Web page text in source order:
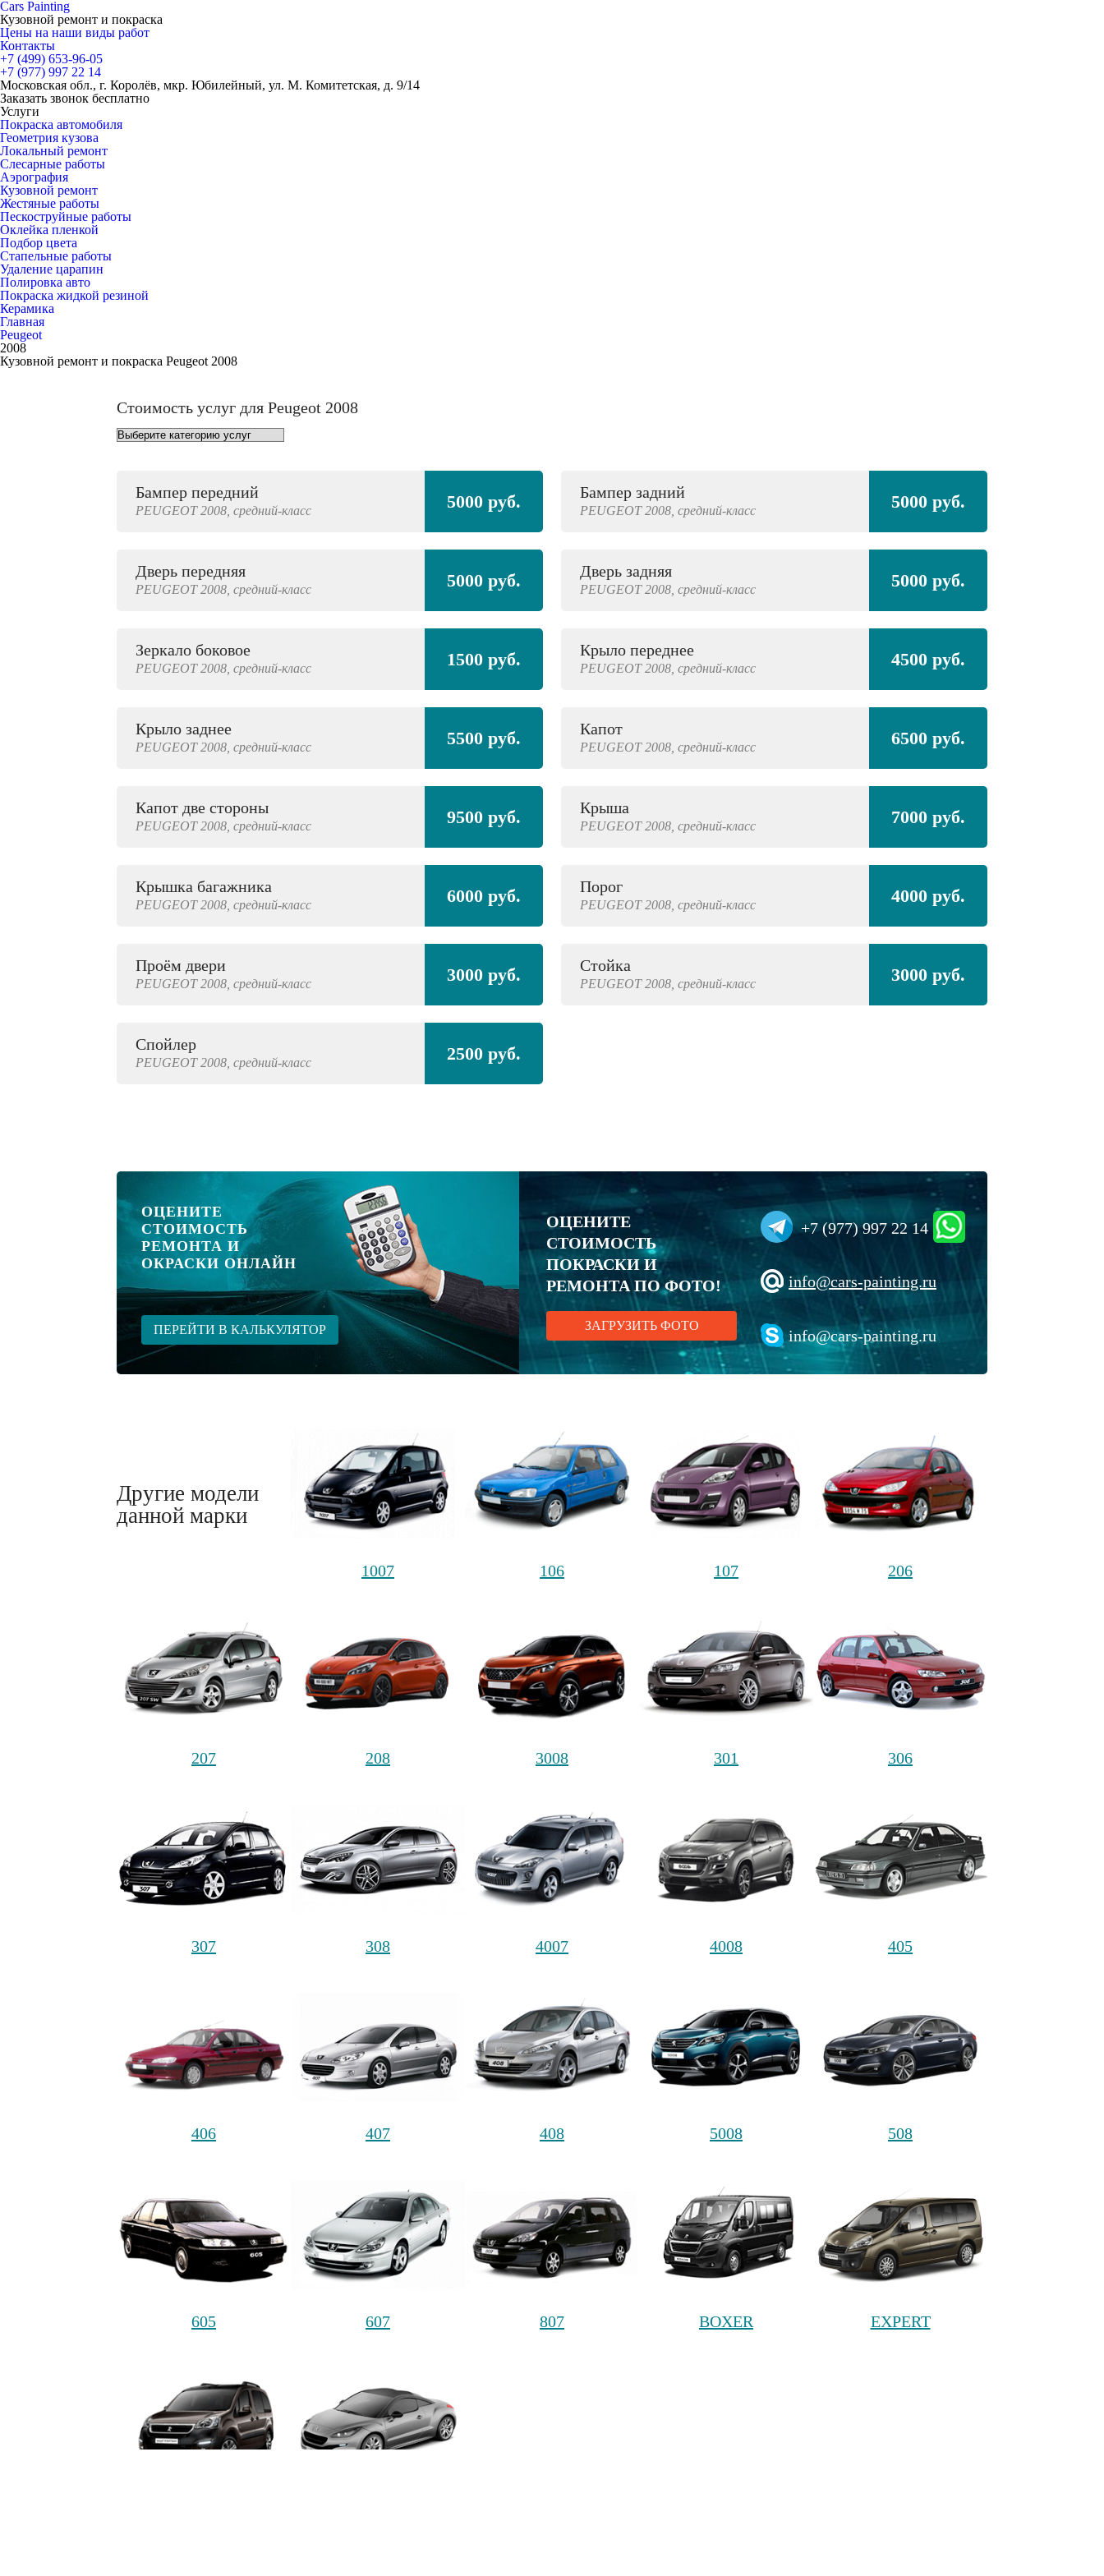
Cars Painting
Кузовной ремонт и покраска
Цены на наши виды работ
Контакты
+7 (499) 653-96-05
+7 (977) 997 22 14
Московская обл., г. Королёв, мкр. Юбилейный, ул. М. Комитетская, д. 9/14
Заказать звонок бесплатно
Услуги
Покраска автомобиля
Геометрия кузова
Локальный ремонт
Слесарные работы
Аэрография
Кузовной ремонт
Жестяные работы
Пескоструйные работы
Оклейка пленкой
Подбор цвета
Стапельные работы
Удаление царапин
Полировка авто
Покраска жидкой резиной
Керамика
Главная
Peugeot
2008
Кузовной ремонт и покраска Peugeot 2008
Стоимость услуг для Peugeot 2008
Бампер передний
PEUGEOT2008, средний-класс 5000 руб. Бампер задний
PEUGEOT2008, средний-класс 5000 руб.
Дверь передняя
PEUGEOT2008, средний-класс 5000 руб. Дверь задняя
PEUGEOT2008, средний-класс 5000 руб.
Зеркало боковое
PEUGEOT2008, средний-класс 1500 руб. Крыло переднее
PEUGEOT2008, средний-класс 4500 руб.
Крыло заднее
PEUGEOT2008, средний-класс 5500 руб. Капот
PEUGEOT2008, средний-класс 6500 руб.
Капот две стороны
PEUGEOT2008, средний-класс 9500 руб. Крыша
PEUGEOT2008, средний-класс 7000 руб.
Крышка багажника
PEUGEOT2008, средний-класс 6000 руб. Порог
PEUGEOT2008, средний-класс 4000 руб.
Проём двери
PEUGEOT2008, средний-класс 3000 руб. Стойка
PEUGEOT2008, средний-класс 3000 руб.
Спойлер
PEUGEOT2008, средний-класс 2500 руб.
ОЦЕНИТЕ
СТОИМОСТЬ
РЕМОНТА И
ОКРАСКИ ОНЛАЙН
ПЕРЕЙТИ В КАЛЬКУЛЯТОР
ОЦЕНИТЕ
СТОИМОСТЬ
ПОКРАСКИ И
РЕМОНТА ПО ФОТО!
ЗАГРУЗИТЬ ФОТО
+7 (977) 997 22 14
info@cars-painting.ru
info@cars-painting.ru
Другие модели
данной марки
1007 106 107 206
207 208 3008 301 306
307 308 4007 4008 405
406 407 408 5008 508
605 607 807 BOXER EXPERT